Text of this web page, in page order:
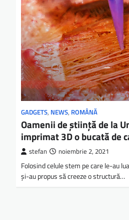
GADGETS, NEWS, ROMÂNĂ
Oamenii de ştiinţă de la
imprimat 3D o bucată de
stefan noiembrie 2, 2021
Folosind celule stem pe care le-au
și-au propus să creeze o structură…